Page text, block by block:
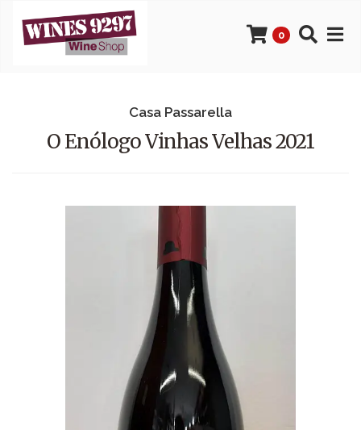
0
Casa Passarella
O Enólogo Vinhas Velhas 2021